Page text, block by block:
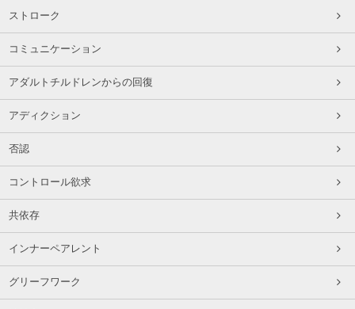
ストローク
コミュニケーション
アダルトチルドレンからの回復
アディクション
否認
コントロール欲求
共依存
インナーペアレント
グリーフワーク